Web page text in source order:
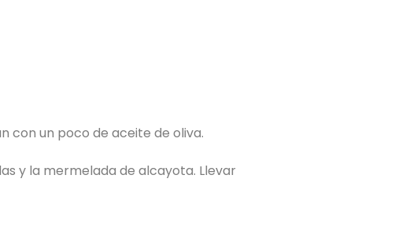
con un poco de aceite de oliva.
y la mermelada de alcayota. Llevar